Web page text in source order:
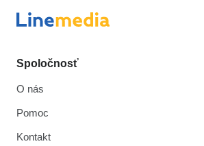
Spoločnosť
O nás
Pomoc
Kontakt